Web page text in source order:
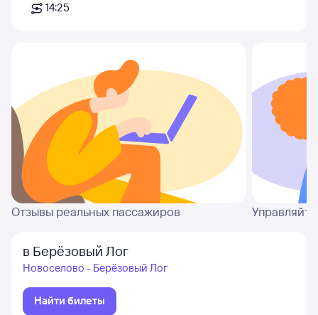
14:25
Отзывы реальных пассажиров
в Берёзовый Лог
Новоселово - Берёзовый Лог
Найти билеты